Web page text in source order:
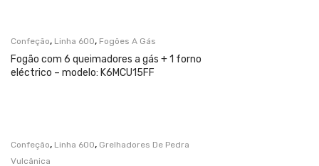
Confeção, Linha 600, Fogões A Gás
Fogão com 6 queimadores a gás + 1 forno
eléctrico – modelo: K6MCU15FF
Confeção, Linha 600, Grelhadores De Pedra
Vulcânica